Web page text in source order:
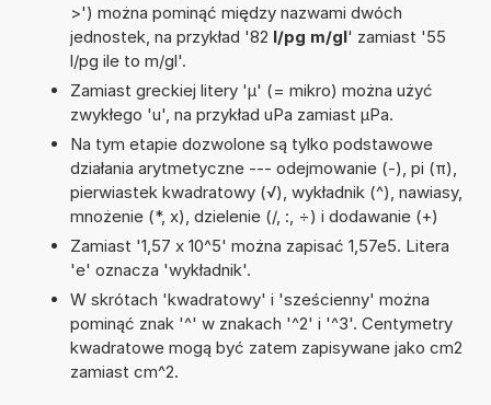
>') można pominąć między nazwami dwóch
jednostek, na przykład '82 l/pg m/gl' zamiast '55
l/pg ile to m/gl'.
Zamiast greckiej litery 'µ' (= mikro) można użyć
zwykłego 'u', na przykład uPa zamiast µPa.
Na tym etapie dozwolone są tylko podstawowe
działania arytmetyczne --- odejmowanie (-), pi (π),
pierwiastek kwadratowy (√), wykładnik (^), nawiasy,
mnożenie (*, x), dzielenie (/, :, ÷) i dodawanie (+)
Zamiast '1,57 x 10^5' można zapisać 1,57e5. Litera
'e' oznacza 'wykładnik'.
W skrótach 'kwadratowy' i 'sześcienny' można
pominąć znak '^' w znakach '^2' i '^3'. Centymetry
kwadratowe mogą być zatem zapisywane jako cm2
zamiast cm^2.